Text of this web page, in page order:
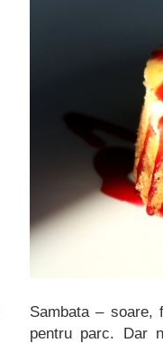
Sambata – soare,
pentru parc. Dar